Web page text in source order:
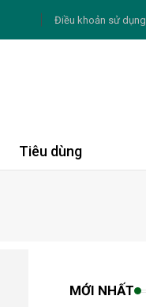
Điều khoản sử dụng
Tiêu dùng
MỚI NHẤT